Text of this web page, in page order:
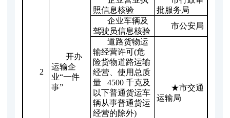
2
开办
运输企
业“一件
事”
照信息核验
批服务局
企业车辆及
驾驶员信息核验
市公安局
道路货物运
输经营许可(危
险货物道路运输
经营、使用总质
量 4500 千克及
以下普通货运车
辆从事普通货运
经营的除外)
★市交通
运输局